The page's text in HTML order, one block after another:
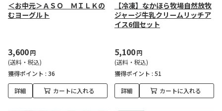
＜お中元＞ＡＳＯ ＭＩＬＫの
むヨーグルト
3,600円
(送料・税込)
獲得ポイント : 36
詳細 カートに入れる
【冷凍】なかほら牧場自然放牧
ジャージ牛乳クリームリッチア
イス6個セット
5,100円
(送料・税込)
獲得ポイント : 51
詳細 カートに入れる